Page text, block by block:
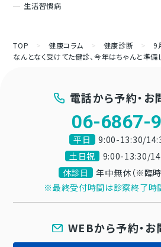
生活習慣病
TOP >健康コラム > 健康診断 >9
なんとなく受けてた健診、今年はちゃんと準備
電話から予約・お
06-6867-
平日
9:00-13:30/
土日祝
9:00-13:30/
休診日
年中無休（※臨時
※最終受付時間は診察終了時
WEBから予約・